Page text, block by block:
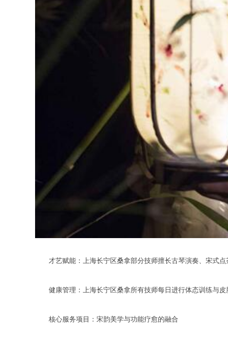
才艺赋能：上海长宁区桑拿部分技师擅长古琴演奏、宋式点
健康管理：上海长宁区桑拿所有技师每日进行体态训练与皮
核心服务项目：宋韵美学与功能疗愈的融合